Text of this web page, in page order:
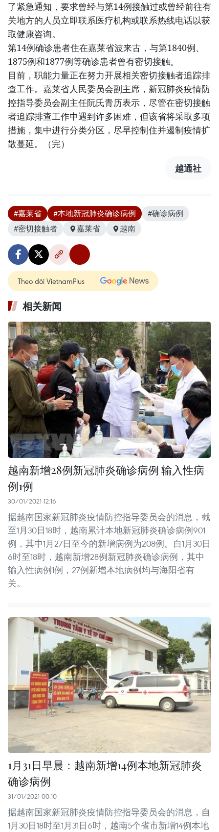
了紧急通知，要求曾经与第14例接触过或曾经前往有
关地方的人员立即联系医疗机构或联系热线电话以获
取健康咨询。
第14例确诊患者住在嘉莱省波来古，与第1840例、
1875例和1877例等确诊患者曾有密切接触。
目前，职能力量正在努力开展相关密切接触者追踪排
查工作。嘉莱省人民委员会副主席，新冠肺炎疫情防
控指导委员会副主任阮氏青历表示，尽管在密切接触
者追踪排查工作中遇到许多困难，但该省将采取多项
措施，集中进行分类分区，尽早控制住并遏制疫情扩
散蔓延。（完）
越通社
#嘉莱省 #本地新冠肺炎确诊病例
#确诊病例
#密切接触者
嘉莱省 越南
Theo dõi VietnamPlus
相关新闻
越南新增28例新冠肺炎确诊病例 输入性病
例1例
30/01/2021 12:16
据越南国家新冠肺炎疫情防控指导委员会的消息，截
至1月30日18时，越南累计本地新冠肺炎确诊病例901
例，其中1月27日至今的新增病例为208例。自1月30日
6时至18时，越南新增28例新冠肺炎确诊病例，其中
输入性病例1例，27例新增本地病例均与海阳省有
关。
1月31日早晨：越南新增14例本地新冠肺炎
确诊病例
31/01/2021 00:10
据越南国家新冠肺炎疫情防控指导委员会的消息，自
1月30日18时至1月31日6时，越南5个省市新增14例本地